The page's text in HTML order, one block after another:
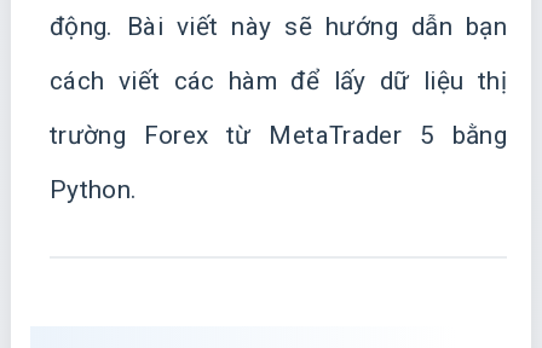
động. Bài viết này sẽ hướng dẫn bạn
cách viết các hàm để lấy dữ liệu thị
trường Forex từ MetaTrader 5 bằng
Python.